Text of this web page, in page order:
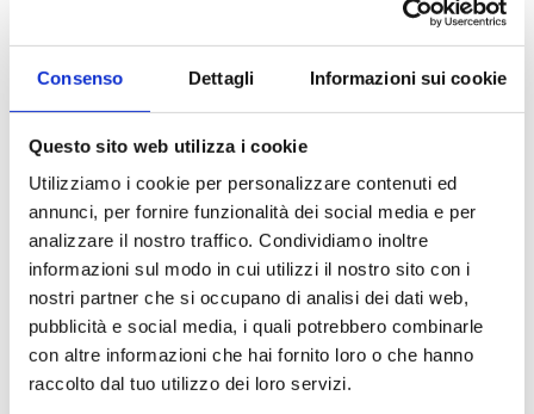
Consenso Dettagli Informazioni sui cookie
Questo sito web utilizza i cookie
Utilizziamo i cookie per personalizzare contenuti ed
annunci, per fornire funzionalità dei social media e per
analizzare il nostro traffico. Condividiamo inoltre
informazioni sul modo in cui utilizzi il nostro sito con i
nostri partner che si occupano di analisi dei dati web,
pubblicità e social media, i quali potrebbero combinarle
con altre informazioni che hai fornito loro o che hanno
raccolto dal tuo utilizzo dei loro servizi.
Per i cani che vivono in casa, invece, l'inverno
non è un problema: basta semplicemente
aumentare un po' la loro dose giornaliera di
cibo.
Tenere il peso sotto
controllo
Bisogna prestare attenzione al peso dei nostri
animali: infatti se il tuo amato pet ha qualche
chilo in più durante l'inverno, non
preoccuparti! È molto comune che i nostri